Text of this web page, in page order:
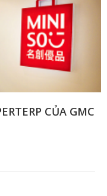
CỦA GMC